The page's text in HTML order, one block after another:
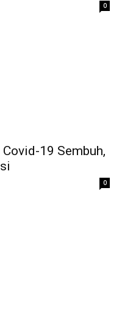
0
19 Sembuh,
0